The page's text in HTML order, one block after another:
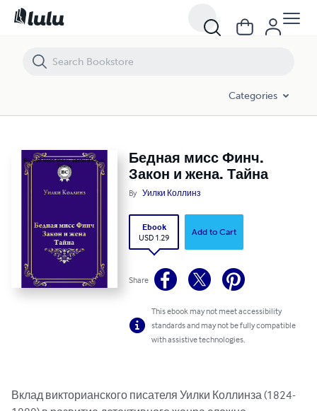
Categories
Бедная мисс Финч.
Закон и жена. Тайна
By Уилки Коллинз
Ebook
USD 1.29
Add to Cart
Share
This ebook may not meet accessibility
standards and may not be fully compatible
with assistive technologies.
Вклад викторианского писателя Уилки Коллинза (1824-
Бедная мисс Финч. Закон и жена. Тайна